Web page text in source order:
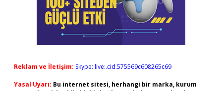
Reklam ve İletişim: Skype: live:.cid.575569c608265c69
Yasal Uyarı: Bu internet sitesi, herhangi bir marka, kurum